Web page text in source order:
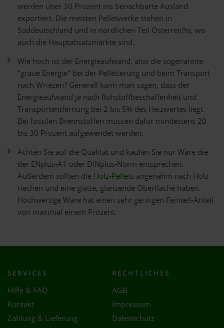
werden über 30 Prozent ins benachbarte Ausland
exportiert. Die meisten Pelletwerke stehen in
Süddeutschland und in nördlichen Teil Österreichs, wo
auch die Hauptabsatzmärkte sind.
Wie hoch ist der Energieaufwand, also die sogenannte
"graue Energie" bei der Pelletierung und beim Transport
nach Wriezen? Generell kann man sagen, dass der
Energieaufwand je nach Rohstoffbeschaffenheit und
Transportentfernung bei 2 bis 5% des Heizwertes liegt.
Bei fossilen Brennstoffen müssen dafür mindestens 20
bis 30 Prozent aufgewendet werden.
Achten Sie auf die Qualität und kaufen Sie nur Ware die
der ENplus-A1 oder DINplus-Norm entsprechen.
Außerdem sollten die Holz-Pellets angenehm nach Holz
riechen und eine glatte, glänzende Oberfläche haben.
Hochwertige Ware hat einen sehr geringen Feinteil-Anteil
von maximal einem Prozent.
SERVICES
Hilfe & FAQ
Kontakt
Zahlung & Lieferung
RECHTLICHES
AGB
Impressum
Datenschutz